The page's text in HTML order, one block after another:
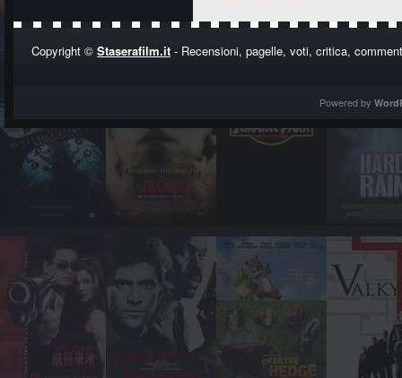
Copyright © Staserafilm.it - Recensioni, pagelle, voti, critica,
Powered by